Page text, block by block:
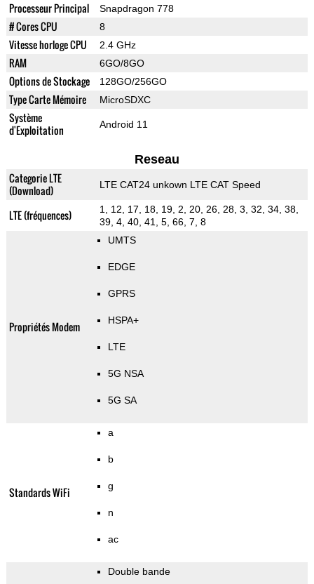
Processeur Principal Snapdragon 778
# Cores CPU 8
Vitesse horloge CPU 2.4 GHz
RAM 6GO/8GO
Options de Stockage 128GO/256GO
Type Carte Mémoire MicroSDXC
Système
d'Exploitation
Android 11
Reseau
Categorie LTE
(Download)
LTE CAT24 unkown LTE CAT Speed
LTE (fréquences)
1, 12, 17, 18, 19, 2, 20, 26, 28, 3, 32, 34, 38,
39, 4, 40, 41, 5, 66, 7, 8
Propriétés Modem
UMTS
EDGE
GPRS
HSPA+
LTE
5G NSA
5G SA
Standards WiFi
a
b
g
n
ac
Double bande